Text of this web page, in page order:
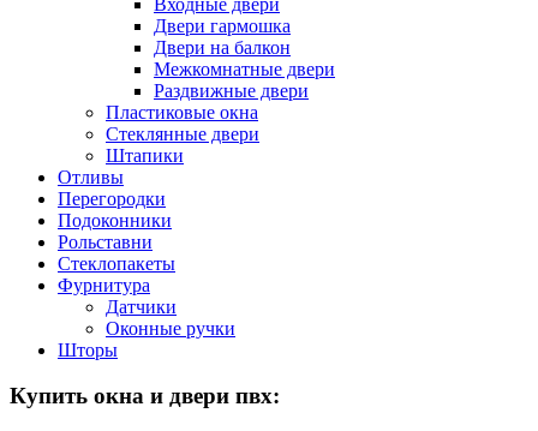
Двери гармошка
Двери на балкон
Межкомнатные двери
Раздвижные двери
Пластиковые окна
Стеклянные двери
Штапики
Отливы
Перегородки
Подоконники
Рольставни
Стеклопакеты
Фурнитура
Датчики
Оконные ручки
Шторы
Купить окна и двери пвх: